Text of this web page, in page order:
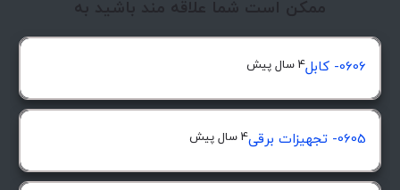
ممکن است شما علاقه مند باشید به
0606- کابل 4 سال پیش
0605- تجهیزات برقی 4 سال پیش